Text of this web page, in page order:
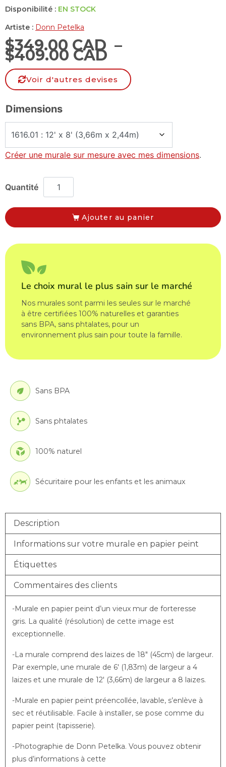
Disponibilité : EN STOCK
Artiste : Donn Petelka
$349.00 CAD –
$409.00 CAD
Voir d'autres devises
Dimensions
Créer une murale sur mesure avec mes dimensions.
Ajouter au panier
Le choix mural le plus sain sur le marché
Nos murales sont parmi les seules sur le marché
à être certifiées 100% naturelles et garanties
sans BPA, sans phtalates, pour un
environnement plus sain pour toute la famille.
Sans BPA
Sans phtalates
100% naturel
Sécuritaire pour les enfants et les animaux
Description
Informations sur votre murale en papier peint
Étiquettes
Commentaires des clients
-Murale en papier peint d’un vieux mur de forteresse
gris. La qualité (résolution) de cette image est
exceptionnelle.
-La murale comprend des laizes de 18″ (45cm) de largeur.
Par exemple, une murale de 6′ (1,83m) de largeur a 4
laizes et une murale de 12′ (3,66m) de largeur a 8 laizes.
-Murale en papier peint préencollée, lavable, s’enlève à
sec et réutilisable. Facile à installer, se pose comme du
papier peint (tapisserie).
-Photographie de Donn Petelka. Vous pouvez obtenir
plus d’informations à cette